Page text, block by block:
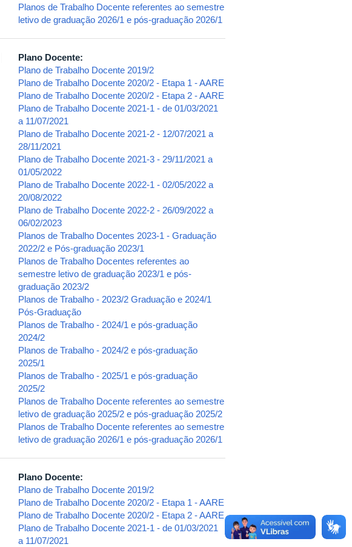
Planos de Trabalho Docente referentes ao semestre
letivo de graduação 2026/1 e pós-graduação 2026/1
Plano Docente:
Plano de Trabalho Docente 2019/2
Plano de Trabalho Docente 2020/2 - Etapa 1 - AARE
Plano de Trabalho Docente 2020/2 - Etapa 2 - AARE
Plano de Trabalho Docente 2021-1 - de 01/03/2021
a 11/07/2021
Plano de Trabalho Docente 2021-2 - 12/07/2021 a
28/11/2021
Plano de Trabalho Docente 2021-3 - 29/11/2021 a
01/05/2022
Plano de Trabalho Docente 2022-1 - 02/05/2022 a
20/08/2022
Plano de Trabalho Docente 2022-2 - 26/09/2022 a
06/02/2023
Planos de Trabalho Docentes 2023-1 - Graduação
2022/2 e Pós-graduação 2023/1
Planos de Trabalho Docentes referentes ao
semestre letivo de graduação 2023/1 e pós-
graduação 2023/2
Planos de Trabalho - 2023/2 Graduação e 2024/1
Pós-Graduação
Planos de Trabalho - 2024/1 e pós-graduação
2024/2
Planos de Trabalho - 2024/2 e pós-graduação
2025/1
Planos de Trabalho - 2025/1 e pós-graduação
2025/2
Planos de Trabalho Docente referentes ao semestre
letivo de graduação 2025/2 e pós-graduação 2025/2
Planos de Trabalho Docente referentes ao semestre
letivo de graduação 2026/1 e pós-graduação 2026/1
Plano Docente:
Plano de Trabalho Docente 2019/2
Plano de Trabalho Docente 2020/2 - Etapa 1 - AARE
Plano de Trabalho Docente 2020/2 - Etapa 2 - AARE
Plano de Trabalho Docente 2021-1 - de 01/03/2021
a 11/07/2021